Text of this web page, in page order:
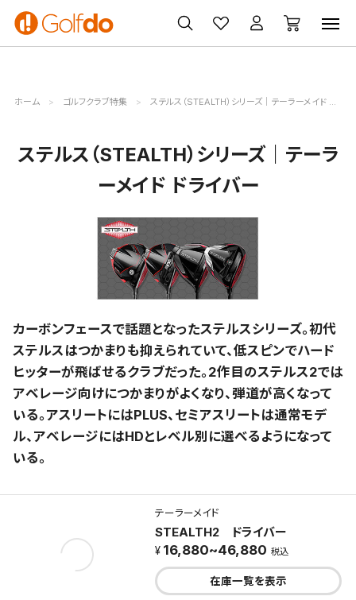
ゴルフ
クラブ
ゴルフ用品
買取
無料査定
クーポン
一覧
ホーム ゴルフクラブ特集 ステルス（STEALTH）シリーズ｜テーラーメイド ドライバー
ステルス（STEALTH）シリーズ｜テーラ
ーメイド ドライバー
カーボンフェースで話題となったステルスシリーズ。初代
ステルスはつかまりも抑えられていて、低スピンでハード
ヒッターが飛ばせるクラブだった。2作目のステルス2では
アベレージ向けにつかまりがよくなり、弾道が高くなって
いる。アスリートにはPLUS、セミアスリートは通常モデ
ル、アベレージにはHDとレベル別に選べるようになって
いる。
テーラーメイド
STEALTH2 ドライバー
16,880~46,880 税込
在庫一覧を表示